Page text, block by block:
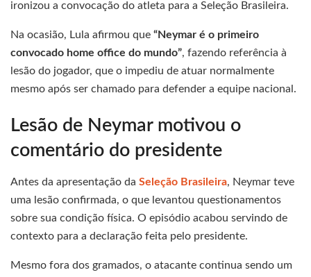
ironizou a convocação do atleta para a Seleção Brasileira.
Na ocasião, Lula afirmou que “Neymar é o primeiro
convocado home office do mundo”, fazendo referência à
lesão do jogador, que o impediu de atuar normalmente
mesmo após ser chamado para defender a equipe nacional.
Lesão de Neymar motivou o
comentário do presidente
Antes da apresentação da Seleção Brasileira, Neymar teve
uma lesão confirmada, o que levantou questionamentos
sobre sua condição física. O episódio acabou servindo de
contexto para a declaração feita pelo presidente.
Mesmo fora dos gramados, o atacante continua sendo um